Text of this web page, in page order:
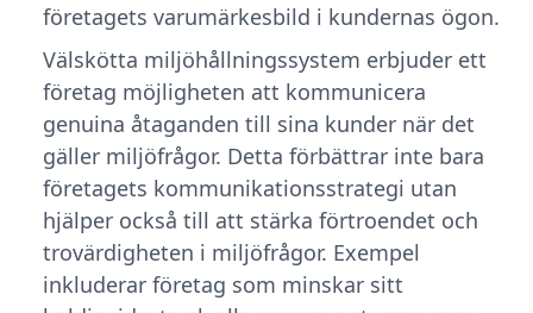
företagets varumärkesbild i kundernas ögon.
Välskötta miljöhållningssystem erbjuder ett
företag möjligheten att kommunicera
genuina åtaganden till sina kunder när det
gäller miljöfrågor. Detta förbättrar inte bara
företagets kommunikationsstrategi utan
hjälper också till att stärka förtroendet och
trovärdigheten i miljöfrågor. Exempel
inkluderar företag som minskar sitt